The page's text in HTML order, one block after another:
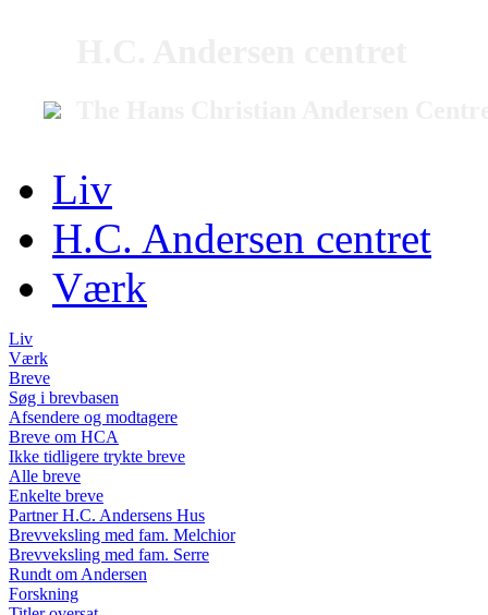
Liv
H.C. Andersen centret
Værk
Liv
Værk
Breve
Søg i brevbasen
Afsendere og modtagere
Breve om HCA
Ikke tidligere trykte breve
Alle breve
Enkelte breve
Partner H.C. Andersens Hus
Brevveksling med fam. Melchior
Brevveksling med fam. Serre
Rundt om Andersen
Forskning